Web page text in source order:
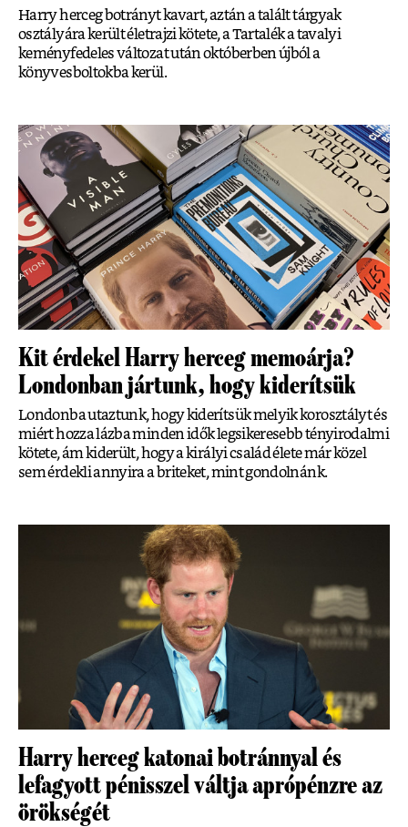
Harry herceg botrányt kavart, aztán a talált tárgyak
osztályára került életrajzi kötete, a Tartalék a tavalyi
keményfedeles változat után októberben újból a
könyvesboltokba kerül.
Kit érdekel Harry herceg memoárja?
Londonban jártunk, hogy kiderítsük
Londonba utaztunk, hogy kiderítsük melyik korosztályt és
miért hozza lázba minden idők legsikeresebb tényirodalmi
kötete, ám kiderült, hogy a királyi család élete már közel
sem érdekli annyira a briteket, mint gondolnánk.
Harry herceg katonai botránnyal és
lefagyott pénisszel váltja aprópénzre az
örökségét